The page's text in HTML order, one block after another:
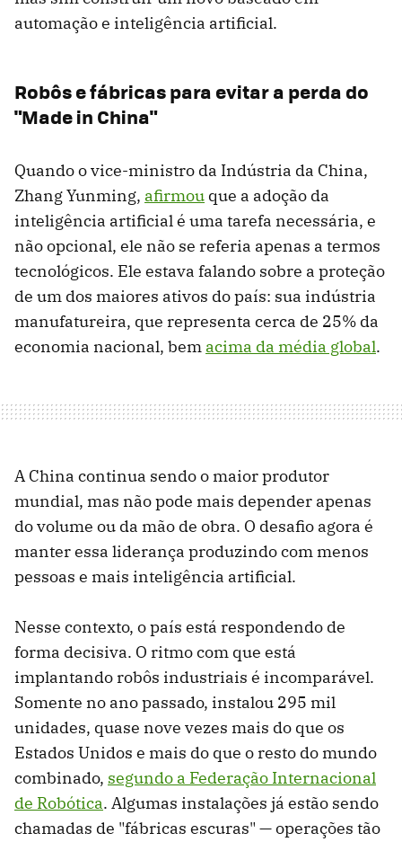
automação e inteligência artificial.
Robôs e fábricas para evitar a perda do
"Made in China"
Quando o vice-ministro da Indústria da China,
Zhang Yunming, afirmou que a adoção da
inteligência artificial é uma tarefa necessária, e
não opcional, ele não se referia apenas a termos
tecnológicos. Ele estava falando sobre a proteção
de um dos maiores ativos do país: sua indústria
manufatureira, que representa cerca de 25% da
economia nacional, bem acima da média global.
A China continua sendo o maior produtor
mundial, mas não pode mais depender apenas
do volume ou da mão de obra. O desafio agora é
manter essa liderança produzindo com menos
pessoas e mais inteligência artificial.
Nesse contexto, o país está respondendo de
forma decisiva. O ritmo com que está
implantando robôs industriais é incomparável.
Somente no ano passado, instalou 295 mil
unidades, quase nove vezes mais do que os
Estados Unidos e mais do que o resto do mundo
combinado, segundo a Federação Internacional
de Robótica. Algumas instalações já estão sendo
chamadas de "fábricas escuras" — operações tão